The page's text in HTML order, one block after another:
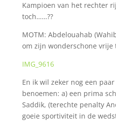
Kampioen van het rechter
toch……??
MOTM: Abdelouahab
om zijn wonderschone vrije
IMG_9616
En ik wil zeker nog een
benoemen: a) een prima
Saddik, (terechte penalty
goeie sportiviteit in de